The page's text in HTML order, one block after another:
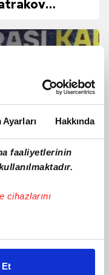
Ayarları Hakkında
faaliyetlerinin
cihazlarını
özel
Bunu yaparken
için